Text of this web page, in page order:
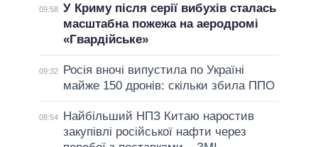
09:58 У Криму після серії вибухів сталась
масштабна пожежа на аеродромі
«Гвардійське»
09:32
Росія вночі випустила по Україні
майже 150 дронів: скільки збила ППО
08:54
Найбільший НПЗ Китаю наростив
закупівлі російської нафти через